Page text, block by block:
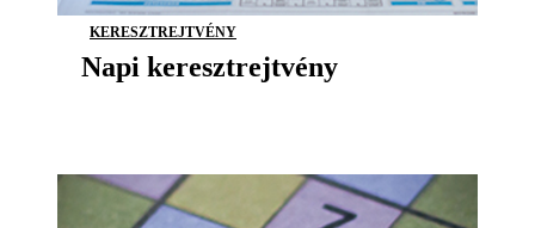
KERESZTREJTVÉNY
Napi keresztrejtvény